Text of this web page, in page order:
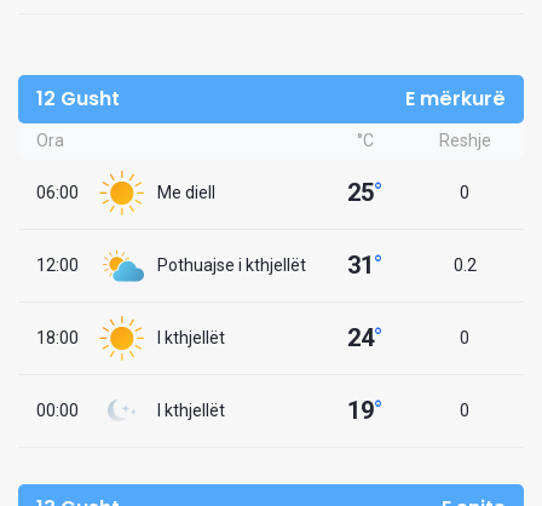
12 Gusht E mërkurë
Ora °C Reshje
06:00 Me diell 25° 0
12:00 Pothuajse i kthjellët 31° 0.2
18:00 I kthjellët 24° 0
00:00 I kthjellët 19° 0